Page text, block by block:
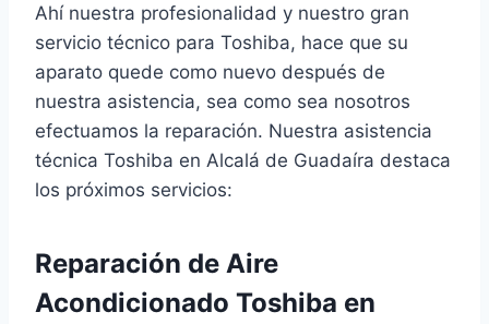
Ahí nuestra profesionalidad y nuestro gran
servicio técnico para Toshiba, hace que su
aparato quede como nuevo después de
nuestra asistencia, sea como sea nosotros
efectuamos la reparación. Nuestra asistencia
técnica Toshiba en Alcalá de Guadaíra destaca
los próximos servicios:
Reparación de Aire
Acondicionado Toshiba en